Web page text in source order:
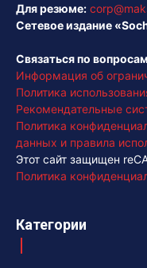
Для резюме:
Сетевое издание
Связаться по
Информация об
Политика
Рекомендательные
Политика
данных и правила
Этот сайт защищен
Политика
Категории